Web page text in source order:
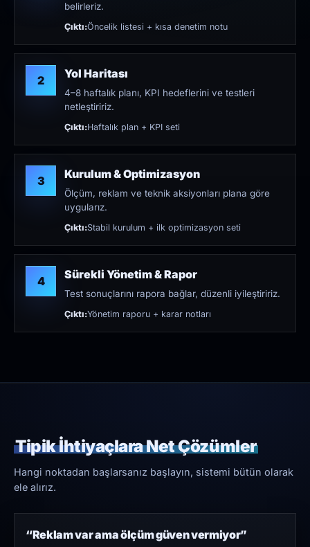
belirleriz.
Çıktı:Öncelik listesi + kısa denetim notu
2 Yol Haritası
4–8 haftalık planı, KPI hedeflerini ve testleri
netleştiririz.
Çıktı:Haftalık plan + KPI seti
3 Kurulum & Optimizasyon
Ölçüm, reklam ve teknik aksiyonları plana göre
uygularız.
Çıktı:Stabil kurulum + ilk optimizasyon seti
4 Sürekli Yönetim & Rapor
Test sonuçlarını rapora bağlar, düzenli iyileştiririz.
Çıktı:Yönetim raporu + karar notları
Tipik İhtiyaçlara Net Çözümler
Hangi noktadan başlarsanız başlayın, sistemi bütün olarak
ele alırız.
“Reklam var ama ölçüm güven vermiyor”